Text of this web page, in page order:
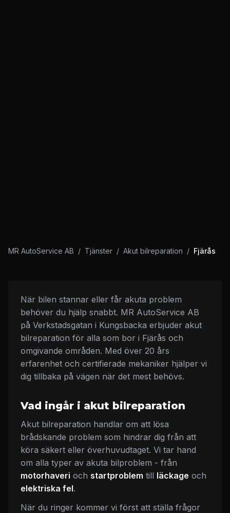
MR AutoService AB / Tjänster / Akut bilreparation / Fjärås
När bilen stannar eller får akuta problem
behöver du hjälp snabbt. MR AutoService AB
på Verkstadsgatan i Kungsbacka erbjuder akut
bilreparation för alla som bor i Fjärås och
omgivande områden. Med över 20 års
erfarenhet och certifierade mekaniker hjälper vi
dig tillbaka på vägen när det mest behövs.
Vad ingår i akut bilreparation
Akut bilreparation handlar om att lösa
brådskande problem som hindrar dig från att
köra säkert eller överhuvudtaget. Vi tar hand
om alla typer av akuta bilproblem - från
motorhaveri och startproblem till läckage och
elektriska fel.
När du ringer kommer vi först att ställa frågor